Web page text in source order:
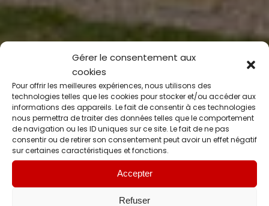
Gérer le consentement aux
cookies
Pour offrir les meilleures expériences, nous utilisons des
technologies telles que les cookies pour stocker et/ou accéder aux
informations des appareils. Le fait de consentir à ces technologies
nous permettra de traiter des données telles que le comportement
de navigation ou les ID uniques sur ce site. Le fait de ne pas
consentir ou de retirer son consentement peut avoir un effet négatif
sur certaines caractéristiques et fonctions.
Accepter
Refuser